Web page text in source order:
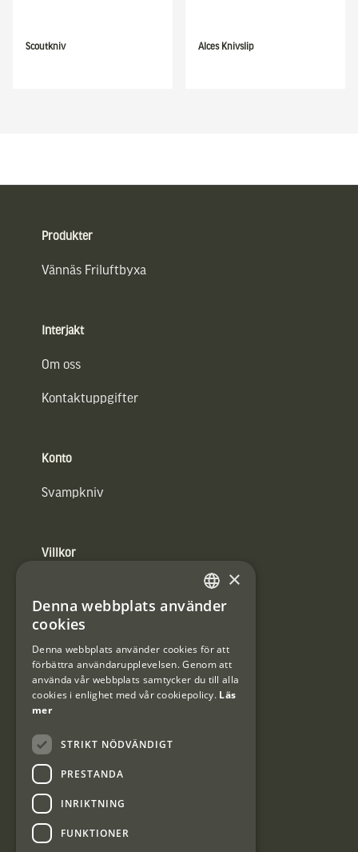
Scoutkniv Alces Knivslip
Produkter
Vännäs Friluftbyxa
Interjakt
Om oss
Kontaktuppgifter
Konto
Svampkniv
Villkor
Användarvillkor
#Interjaktfamily
Kundklubb
Information om kundklubben.
SWEDISH
×
Denna webbplats använder
cookies
Denna webbplats använder cookies för att
förbättra användarupplevelsen. Genom att
använda vår webbplats samtycker du till alla
cookies i enlighet med vår cookiepolicy. Läs
mer
STRIKT NÖDVÄNDIGT
PRESTANDA
INRIKTNING
FUNKTIONER